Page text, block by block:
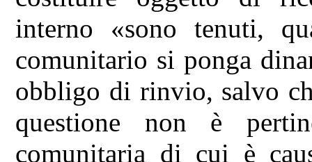
interno «sono tenuti,
comunitario si ponga
obbligo di rinvio, salvo
questione non è
comunitaria di cui è